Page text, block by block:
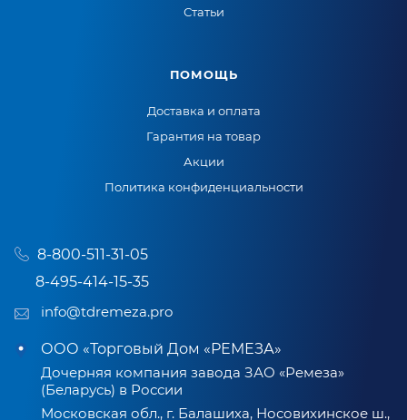
Статьи
ПОМОЩЬ
Доставка и оплата
Гарантия на товар
Акции
Политика конфиденциальности
8-800-511-31-05
8-495-414-15-35
info@tdremeza.pro
ООО «Торговый Дом «РЕМЕЗА»
Дочерняя компания завода ЗАО «Ремеза»
(Беларусь) в России
Московская обл., г. Балашиха, Носовихинское ш.,